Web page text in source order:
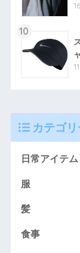
10
カテゴリ
日常アイテム
服
髪
食事